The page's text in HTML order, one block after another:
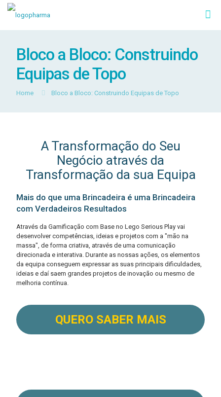
Bloco a Bloco: Construindo
Equipas de Topo
Home Bloco a Bloco: Construindo Equipas de Topo
A Transformação do Seu
Negócio através da
Transformação da sua Equipa
Mais do que uma Brincadeira é uma Brincadeira
com Verdadeiros Resultados
Através da Gamificação com Base no Lego Serious Play vai
desenvolver competências, ideias e projetos com a "mão na
massa", de forma criativa, através de uma comunicação
direcionada e interativa. Durante as nossas ações, os elementos
da equipa conseguem expressar as suas principais dificuldades,
ideias e daí saem grandes projetos de inovação ou mesmo de
melhoria contínua.
QUERO SABER MAIS